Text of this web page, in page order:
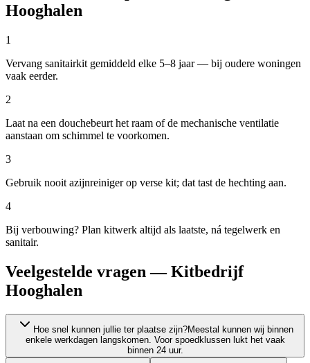
Hooghalen
1
Vervang sanitairkit gemiddeld elke 5–8 jaar — bij oudere woningen
vaak eerder.
2
Laat na een douchebeurt het raam of de mechanische ventilatie
aanstaan om schimmel te voorkomen.
3
Gebruik nooit azijnreiniger op verse kit; dat tast de hechting aan.
4
Bij verbouwing? Plan kitwerk altijd als laatste, ná tegelwerk en
sanitair.
Veelgestelde vragen — Kitbedrijf
Hooghalen
Hoe snel kunnen jullie ter plaatse zijn?Meestal kunnen wij binnen
enkele werkdagen langskomen. Voor spoedklussen lukt het vaak
binnen 24 uur.